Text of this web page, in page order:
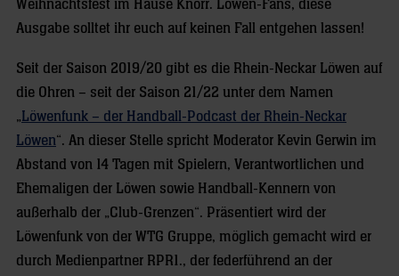
Weihnachtsfest im Hause Knorr. Löwen-Fans, diese
Ausgabe solltet ihr euch auf keinen Fall entgehen lassen!
Seit der Saison 2019/20 gibt es die Rhein-Neckar Löwen auf
die Ohren – seit der Saison 21/22 unter dem Namen
„Löwenfunk – der Handball-Podcast der Rhein-Neckar
Löwen“. An dieser Stelle spricht Moderator Kevin Gerwin im
Abstand von 14 Tagen mit Spielern, Verantwortlichen und
Ehemaligen der Löwen sowie Handball-Kennern von
außerhalb der „Club-Grenzen“. Präsentiert wird der
Löwenfunk von der WTG Gruppe, möglich gemacht wird er
durch Medienpartner RPR1., der federführend an der